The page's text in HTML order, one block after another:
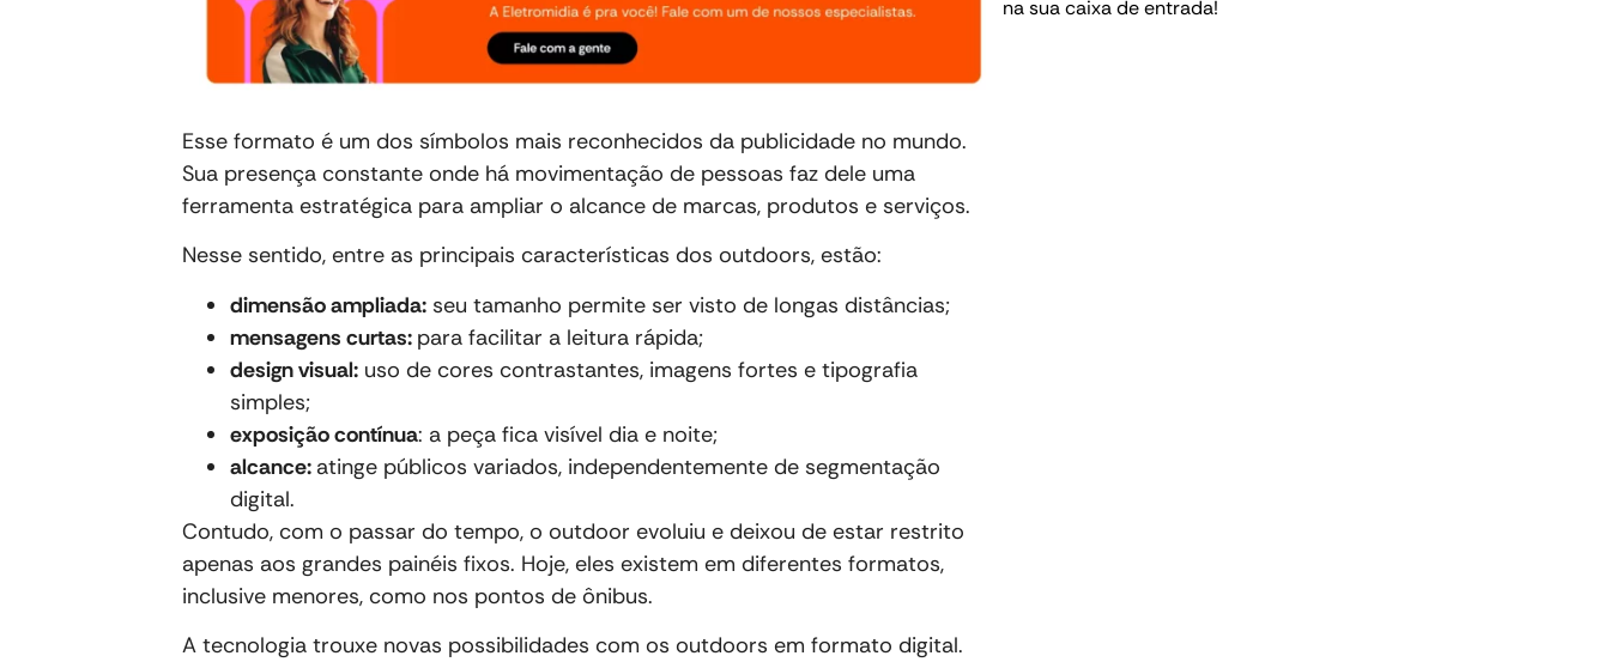
Esse formato é um dos símbolos mais reconhecidos da publicidade no mundo.
Sua presença constante onde há movimentação de pessoas faz dele uma
ferramenta estratégica para ampliar o alcance de marcas, produtos e serviços.
Nesse sentido, entre as principais características dos outdoors, estão:
dimensão ampliada: seu tamanho permite ser visto de longas distâncias;
mensagens curtas: para facilitar a leitura rápida;
design visual: uso de cores contrastantes, imagens fortes e tipografia
simples;
exposição contínua: a peça fica visível dia e noite;
alcance: atinge públicos variados, independentemente de segmentação
digital.
Contudo, com o passar do tempo, o outdoor evoluiu e deixou de estar restrito
apenas aos grandes painéis fixos. Hoje, eles existem em diferentes formatos,
inclusive menores, como nos pontos de ônibus.
A tecnologia trouxe novas possibilidades com os outdoors em formato digital.
na sua caixa de entrada!